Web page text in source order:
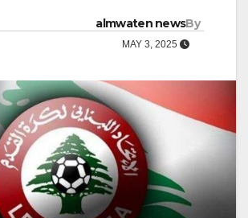
By
almwaten news